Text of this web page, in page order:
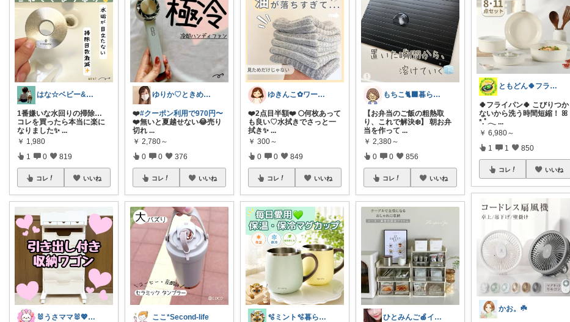
はな☆ベビー&キッズ
1番嫌いな水回りの掃除…
コレを買ったら本当に楽に
なりました✨ ...
￥ 1,980
1 0 819
コレ いいね
🐰うさママ🐰💖キッズ・ママの日常✨
ゆりか♡ときめく暮らしと服✨️
❤️#クーポン利用で970円〜
❤️無いと夏越せない😂売り
切れ ...
￥ 2,780～
0 0 376
コレ いいね
ここ*Second-life
ゆきんこ✿ワーママ時短アイテム✿
❤️2点目半額❤️ 🌕何枚あって
も良い♡水拭きでさっと一
拭き✨ ...
￥ 300～
0 0 849
コレ いいね
🫧ミント🫧暮らし⋆ﾟファッション⋆ﾟ
もちこ🐈‍⬛暮らしのお気に入り🌷
【お弁当のご飯の粗熱取
り、これで解決❄️】 朝お弁
当を作って ...
￥ 2,380～
0 0 856
コレ いいね
ひとみんご🍎‪インテリア雑貨
ともどん🍀フライパン料理ある暮らし🍳
🍀フライパン🍀 こびりつか
ないから洗う時間短縮！ ꕤ
*.ﾟ𓂃 ...
￥ 6,980～
1 1 850
コレ いいね
かお。☘️